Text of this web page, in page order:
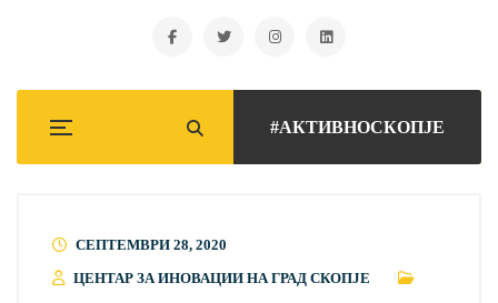
#АКТИВНОСКОПЈЕ
СЕПТЕМВРИ 28, 2020
ЦЕНТАР ЗА ИНОВАЦИИ НА ГРАД СКОПЈЕ